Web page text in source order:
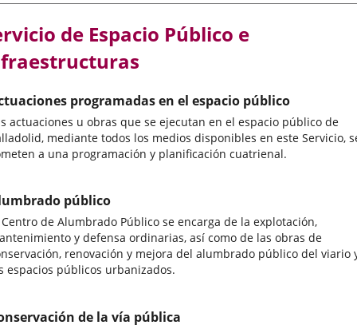
de Espacio Público e
programadas en el espacio público
actuaciones u obras que se ejecutan en el espacio público de
mediante todos los medios disponibles en este Servicio,
a una programación y planificación cuatrienal.
público
Centro de Alumbrado Público se encarga de la explotación,
y defensa ordinarias, así como de las obras de
renovación y mejora del alumbrado público del viario
espacios públicos urbanizados.
de la vía pública